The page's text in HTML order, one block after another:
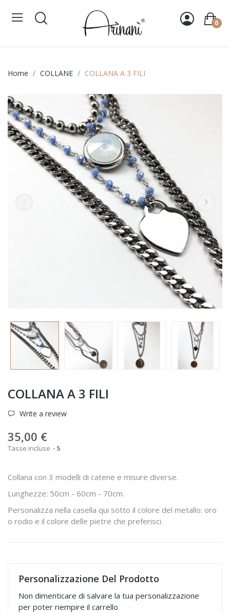
0
Home COLLANE COLLANA A 3 FILI
COLLANA A 3 FILI
Write a review
35,00 €
Tasse incluse 5
Collana con 3 modelli di catene e misure diverse.
Lunghezze: 50cm - 60cm - 70cm.
Personalizza nella casella qui sotto il colore del metallo: oro
o rodio e il colore delle pietre che preferisci.
Personalizzazione Del Prodotto
Non dimenticare di salvare la tua personalizzazione
per poter riempire il carrello